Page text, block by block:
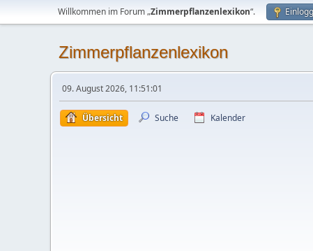
Willkommen im Forum „Zimmerpflanzenlexikon“.
Zimmerpflanzenlexikon
09. August 2026, 11:51:01
Übersicht Suche Kalender